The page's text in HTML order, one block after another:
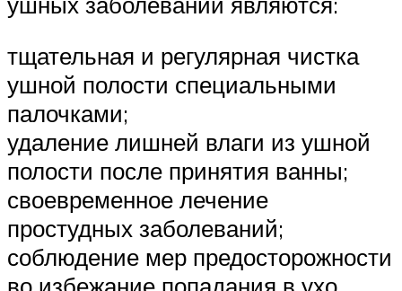
тщательная и регулярная чистка
ушной полости специальными
палочками;
удаление лишней влаги из ушной
полости после принятия ванны;
своевременное лечение
простудных заболеваний;
соблюдение мер предосторожности